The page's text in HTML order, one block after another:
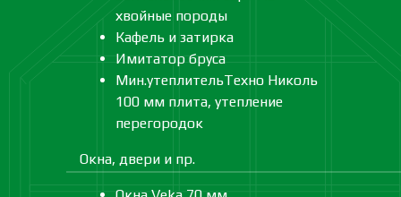
хвойные породы
Кафель и затирка
Имитатор бруса
Мин.утеплительТехно Николь
100 мм плита, утепление
перегородок
Окна, двери и пр.